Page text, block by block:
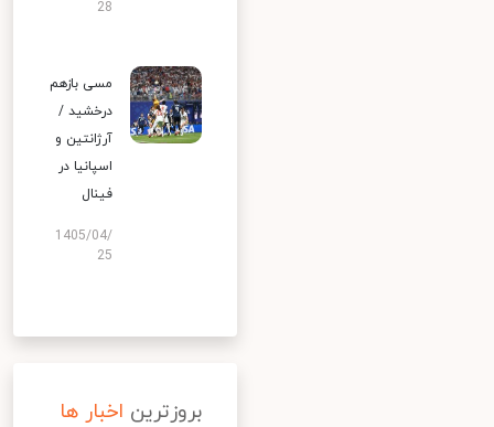
28
مسی بازهم
درخشید /
آرژانتین و
اسپانیا در
فینال
1405/04/
25
بروزترین اخبار ها